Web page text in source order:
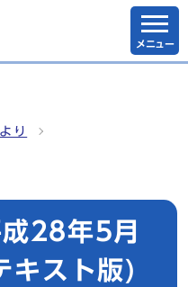
メニュー
り
28年5月
スト版)